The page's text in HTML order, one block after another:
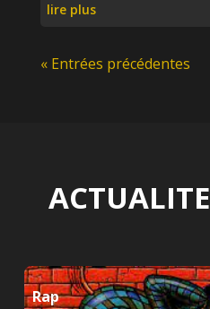
lire plus
« Entrées précédentes
ACTUALITE
Rap